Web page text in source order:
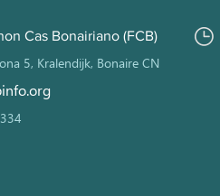
Cas Bonairiano (FCB)
5, Kralendijk, Bonaire CN